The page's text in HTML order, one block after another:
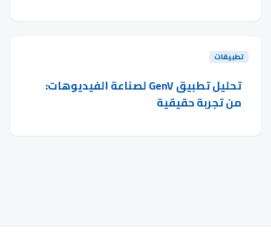
تطبيقات
تحليل تطبيق GenV لصناعة الفيديوهات:
من تجربة حقيقية